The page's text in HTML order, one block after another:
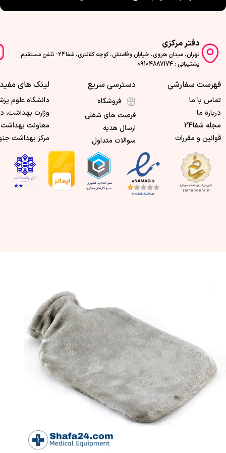
دفتر مرکزی
تهران، میدان هروی، خیابان وفامنش، کوچه کلانتری، شفا24- تلفن مستقیم
پشتیبانی : 09104887174
فهرست سفارشی
تماس با ما
درباره ما
مجله شفا24
قوانین و مقررات
دسترسی سریع
فروشگاه
فرصت های شغلی
ارسال هدیه
سوالات متداول
لینک های
دانشگاه علوم
وزارت بهداشت،
معاونت
مرکز بهداشت